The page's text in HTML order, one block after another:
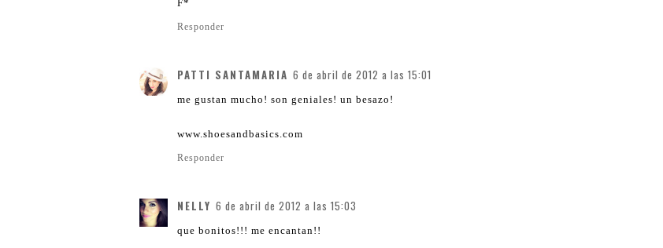
F*
Responder
PATTI SANTAMARIA 6 de abril de 2012 a las 15:01
me gustan mucho! son geniales! un besazo!
www.shoesandbasics.com
Responder
NELLY 6 de abril de 2012 a las 15:03
que bonitos!!! me encantan!!